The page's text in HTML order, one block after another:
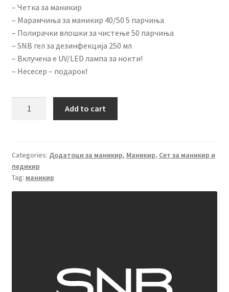
– Четка за маникир
– Марамчиња за маникир 40/50 5 парчиња
– Полирачки влошки за чистење 50 парчиња
– SNB гел за дезинфекција 250 мл
– Вклучена е UV/LED лампа за нокти!
– Несесер – подарок!
SNB
quantity
Add to cart
Categories: Додатоци за маникир, Маникир, Сет за маникир и
педикир
Tag: маникир